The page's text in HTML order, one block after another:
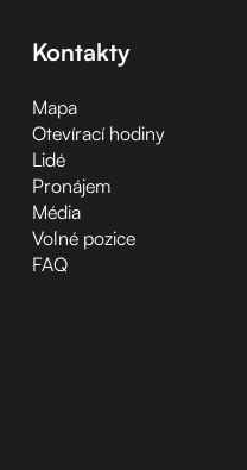
Kontakty
Mapa
Otevírací hodiny
Lidé
Pronájem
Média
Volné pozice
FAQ